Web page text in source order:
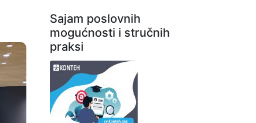
Sajam poslovnih
mogućnosti i stručnih
praksi